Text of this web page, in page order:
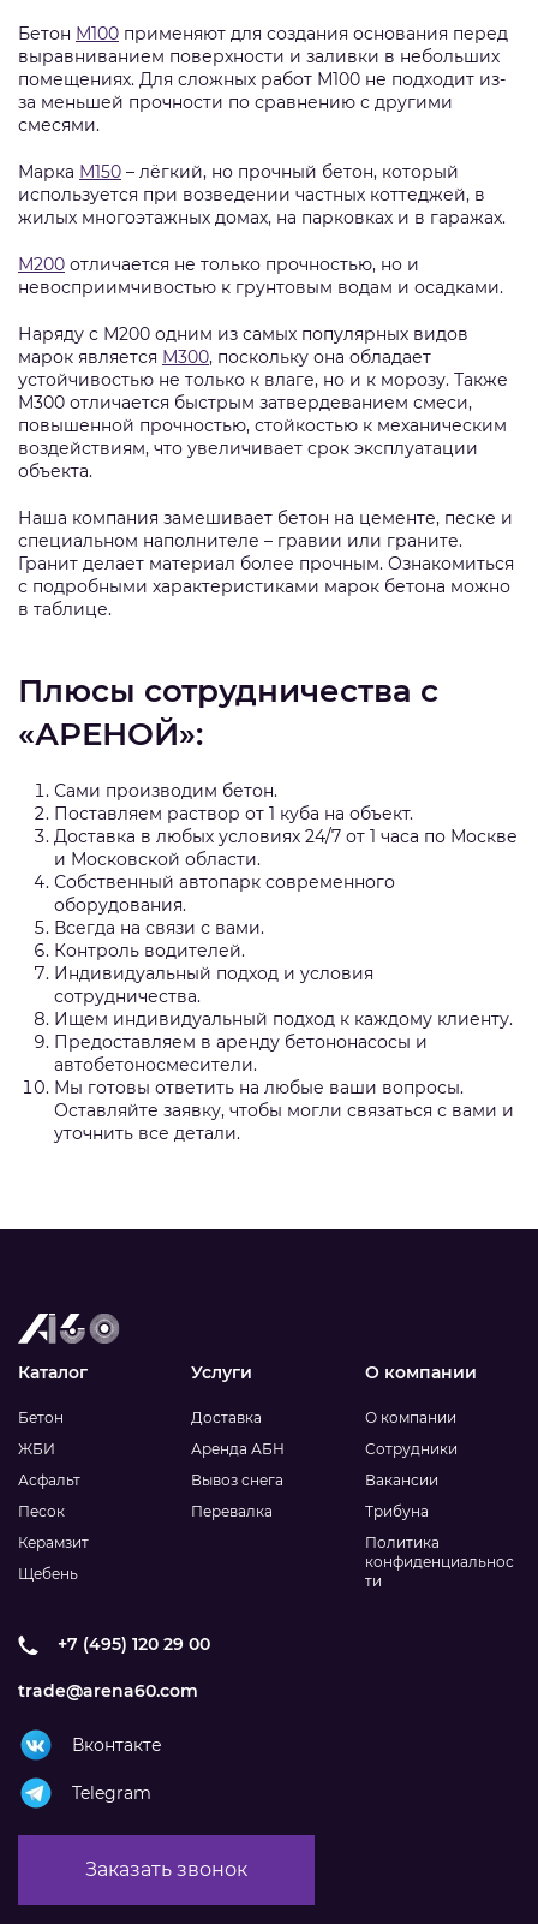
Бетон М100 применяют для создания основания перед
выравниванием поверхности и заливки в небольших
помещениях. Для сложных работ М100 не подходит из-
за меньшей прочности по сравнению с другими
смесями.
Марка М150 – лёгкий, но прочный бетон, который
используется при возведении частных коттеджей, в
жилых многоэтажных домах, на парковках и в гаражах.
М200 отличается не только прочностью, но и
невосприимчивостью к грунтовым водам и осадками.
Наряду с М200 одним из самых популярных видов
марок является М300, поскольку она обладает
устойчивостью не только к влаге, но и к морозу. Также
М300 отличается быстрым затвердеванием смеси,
повышенной прочностью, стойкостью к механическим
воздействиям, что увеличивает срок эксплуатации
объекта.
Наша компания замешивает бетон на цементе, песке и
специальном наполнителе – гравии или граните.
Гранит делает материал более прочным. Ознакомиться
с подробными характеристиками марок бетона можно
в таблице.
Плюсы сотрудничества с
«АРЕНОЙ»:
Сами производим бетон.
Поставляем раствор от 1 куба на объект.
Доставка в любых условиях 24/7 от 1 часа по Москве
и Московской области.
Собственный автопарк современного
оборудования.
Всегда на связи с вами.
Контроль водителей.
Индивидуальный подход и условия
сотрудничества.
Ищем индивидуальный подход к каждому клиенту.
Предоставляем в аренду бетононасосы и
автобетоносмесители.
Мы готовы ответить на любые ваши вопросы.
Оставляйте заявку, чтобы могли связаться с вами и
уточнить все детали.
Каталог
Бетон
ЖБИ
Асфальт
Песок
Керамзит
Щебень
Услуги
Доставка
Аренда АБН
Вывоз снега
Перевалка
О компании
О компании
Сотрудники
Вакансии
Трибуна
Политика
конфиденциальнос
ти
+7 (495) 120 29 00
trade@arena60.com
Вконтакте
Telegram
Заказать звонок